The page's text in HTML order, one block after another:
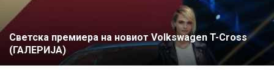
Светска премиера на новиот Volkswagen T-Cross
(ГАЛЕРИЈА)